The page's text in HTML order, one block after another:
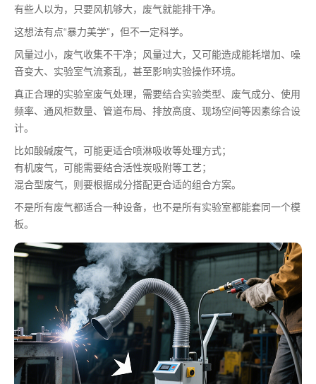
有些人以为，只要风机够大，废气就能排干净。
这想法有点“暴力美学”，但不一定科学。
风量过小，废气收集不干净；风量过大，又可能造成能耗增加、噪
音变大、实验室气流紊乱，甚至影响实验操作环境。
真正合理的实验室废气处理，需要结合实验类型、废气成分、使用
频率、通风柜数量、管道布局、排放高度、现场空间等因素综合设
计。
比如酸碱废气，可能更适合喷淋吸收等处理方式；
有机废气，可能需要结合活性炭吸附等工艺；
混合型废气，则要根据成分搭配更合适的组合方案。
不是所有废气都适合一种设备，也不是所有实验室都能套同一个模
板。